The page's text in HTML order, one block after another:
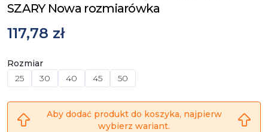
SZARY Nowa rozmiarówka
117,78 zł
Rozmiar
25
30 40 45 50
Aby dodać produkt do koszyka, najpierw
wybierz wariant.